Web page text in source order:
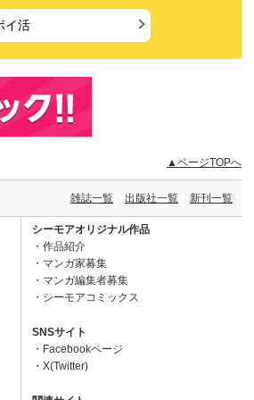
イ活
▲ページTOPへ
雑誌一覧 出版社一覧 新刊一覧
シーモアオリジナル作品
作品紹介
マンガ家募集
マンガ編集者募集
シーモアコミックス
SNSサイト
Facebookページ
X(Twitter)